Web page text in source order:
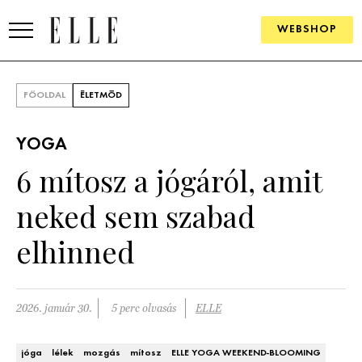
WEBSHOP
SZÉPSÉG
ÉLETMÓD
PÁRKAPCSOLAT
FŐOLDAL ÉLETMÓD
YOGA
6 mítosz a jógáról, amit
neked sem szabad
elhinned
2026. január 30. 5 perc olvasás ELLE
jóga lélek mozgás mítosz
ELLE YOGA WEEKEND-BLOOMING